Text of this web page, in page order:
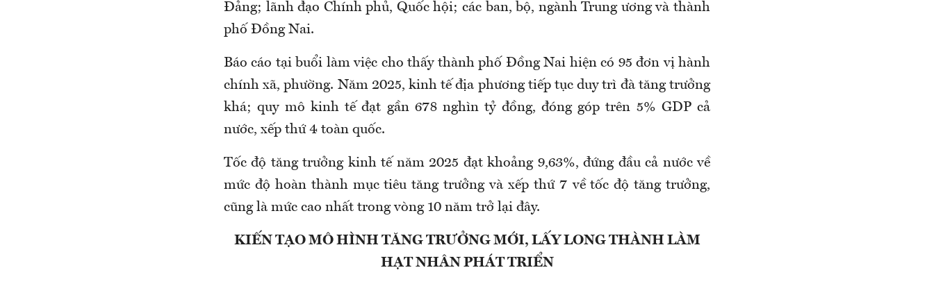
Đảng; lãnh đạo Chính phủ, Quốc hội; các ban, bộ, ngành Trung ương và thành
phố Đồng Nai.
Báo cáo tại buổi làm việc cho thấy thành phố Đồng Nai hiện có 95 đơn vị hành
chính xã, phường. Năm 2025, kinh tế địa phương tiếp tục duy trì đà tăng trưởng
khá; quy mô kinh tế đạt gần 678 nghìn tỷ đồng, đóng góp trên 5% GDP cả
nước, xếp thứ 4 toàn quốc.
Tốc độ tăng trưởng kinh tế năm 2025 đạt khoảng 9,63%, đứng đầu cả nước về
mức độ hoàn thành mục tiêu tăng trưởng và xếp thứ 7 về tốc độ tăng trưởng,
cũng là mức cao nhất trong vòng 10 năm trở lại đây.
KIẾN TẠO MÔ HÌNH TĂNG TRƯỞNG MỚI, LẤY LONG THÀNH LÀM
HẠT NHÂN PHÁT TRIỂN